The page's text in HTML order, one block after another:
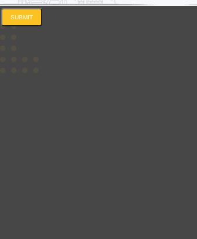
SUBMIT